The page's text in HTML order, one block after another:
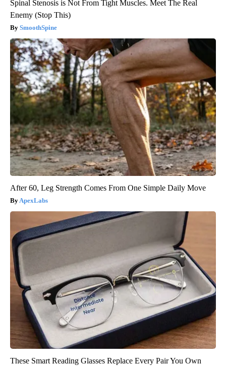
Spinal Stenosis is Not From Tight Muscles. Meet The Real
Enemy (Stop This)
SmoothSpine
After 60, Leg Strength Comes From One Simple Daily Move
ApexLabs
These Smart Reading Glasses Replace Every Pair You Own